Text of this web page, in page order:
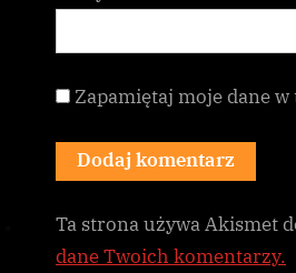
Zapamiętaj moje dane
Ta strona używa Akismet
dane Twoich komentarzy.